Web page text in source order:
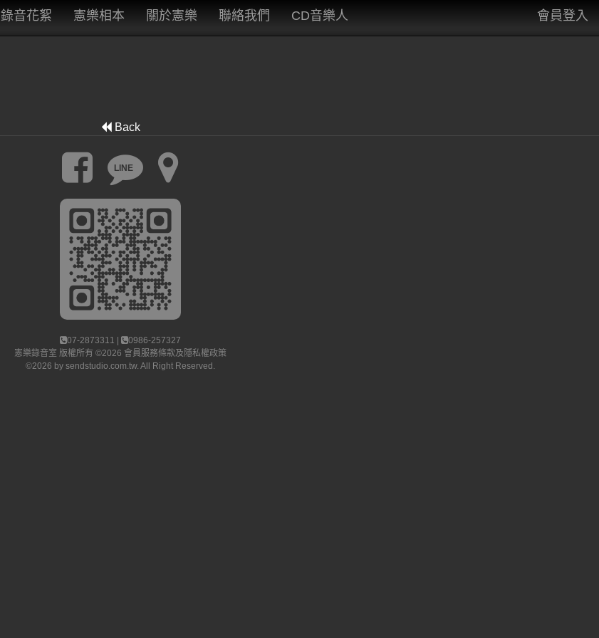
錄音花絮 憲樂相本 關於憲樂 聯絡我們 CD音樂人 會員登入
Back
LINE
07-2873311 |
0986-257327
憲樂錄音室 版權所有 ©2026 會員服務條款及隱私權政策
©2026 by sendstudio.com.tw. All Right Reserved.